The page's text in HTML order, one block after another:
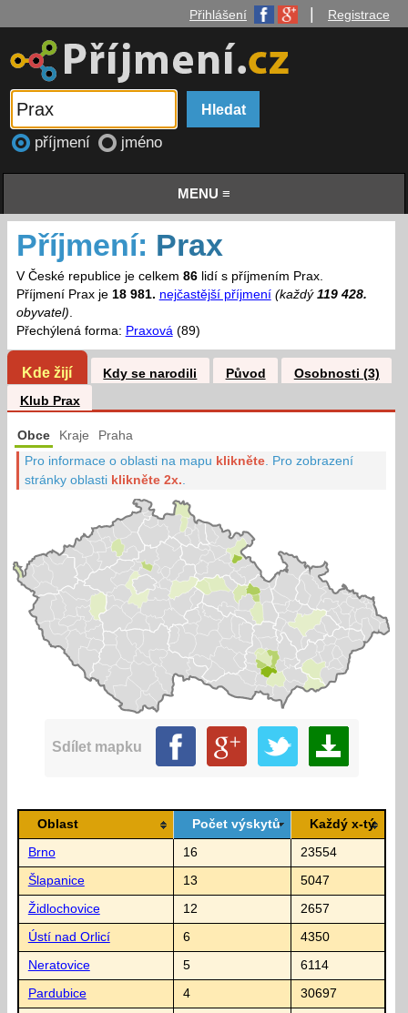
Přihlášení Registrace
příjmení jméno
MENU ≡
Příjmení: Prax
V České republice je celkem 86lidí s příjmením Prax.
Příjmení Prax je 18 981. nejčastější příjmení (každý 119 428.
obyvatel).
Přechýlená forma: Praxová(89)
Kde žijí Kdy se narodili Původ
Osobnosti (3)
Klub Prax
Obce Kraje Praha
Pro informace o oblasti na mapu klikněte Pro zobrazení
stránky oblasti klikněte 2x.
Sdílet mapku
Oblast Počet výskytů Každý x-tý
Brno 16 23554
Šlapanice 13 5047
Židlochovice 12 2657
Ústí nad Orlicí 6 4350
Neratovice 5 6114
Pardubice 4 30697